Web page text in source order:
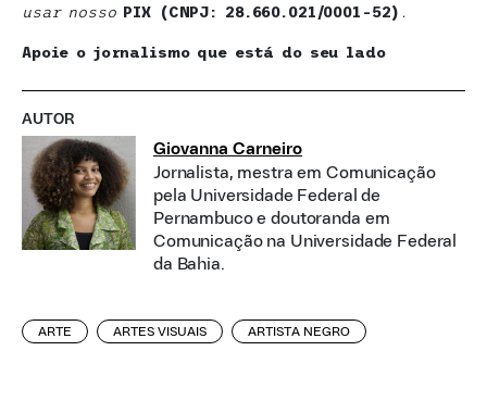
usar nosso PIX (CNPJ: 28.660.021/0001-52) .
Apoie o jornalismo que está do seu lado
AUTOR
Giovanna Carneiro
Jornalista, mestra em Comunicação
pela Universidade Federal de
Pernambuco e doutoranda em
Comunicação na Universidade Federal
da Bahia.
ARTE ARTES VISUAIS ARTISTA NEGRO